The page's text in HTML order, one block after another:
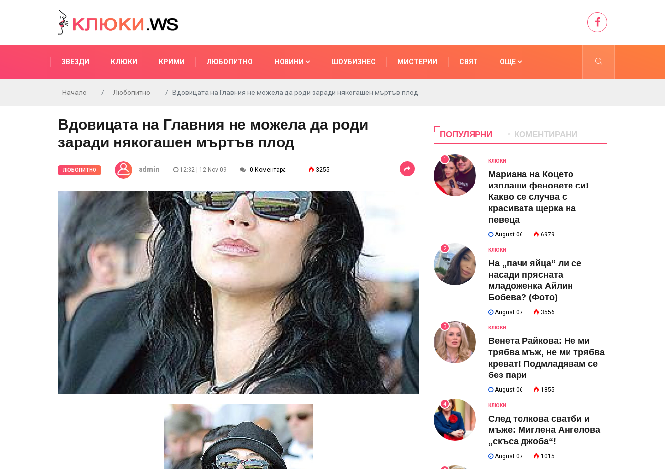
ЗВЕЗДИ КЛЮКИ КРИМИ ЛЮБОПИТНО НОВИНИ ШОУБИЗНЕС МИСТЕРИИ СВЯТ ОЩЕ
Начало Любопитно Вдовицата на Главния не можела да роди заради някогашен мъртъв плод
Вдовицата на Главния не можела да роди
заради някогашен мъртъв плод
ЛЮБОПИТНО admin 12:32 | 12 Nov 09 0 Коментара 3255
ПОПУЛЯРНИ КОМЕНТИРАНИ
1 КЛЮКИ
Мариана на Коцето
изплаши феновете си!
Какво се случва с
красивата щерка на
певеца
August 06 6979
2 КЛЮКИ
На „пачи яйца“ ли се
насади прясната
младоженка Айлин
Бобева? (Фото)
August 07 3556
3 КЛЮКИ
Венета Райкова: Не ми
трябва мъж, не ми трябва
креват! Подмладявам се
без пари
August 06 1855
4 КЛЮКИ
След толкова сватби и
мъже: Миглена Ангелова
„скъса джоба“!
August 07 1015